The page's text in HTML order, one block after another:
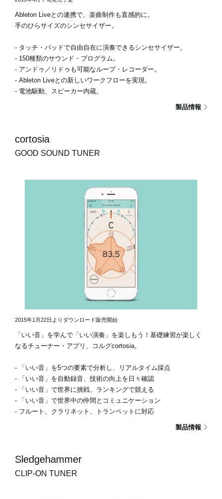
Ableton Liveとの連携で、楽曲制作も直感的に。
手のひらサイズのシンセサイザー。
- タッチ・パッドで自由自在に演奏できるシンセサイザー。
- 150種類のサウンド・プログラム。
- アンドゥ／リドゥも可能なループ・レコーダー。
- Ableton Liveとの新しいワークフローを実現。
- 電池駆動、スピーカー内蔵。
製品情報
cortosia
GOOD SOUND TUNER
2015年1月22日よりダウンロード販売開始
「いい音」を学んで「いい演奏」を楽しもう！基礎練習が楽しく
なるチューナー・アプリ、コルグcortosia。
- 「いい音」を5つの要素で分析し、リアルタイム採点
- 「いい音」を自動録音、技術の向上を日々確認
- 「いい音」で世界に挑戦、ランキングで競える
- 「いい音」で世界中の仲間とコミュニケーション
- フルート、クラリネット、トランペットに対応
製品情報
Sledgehammer
CLIP-ON TUNER